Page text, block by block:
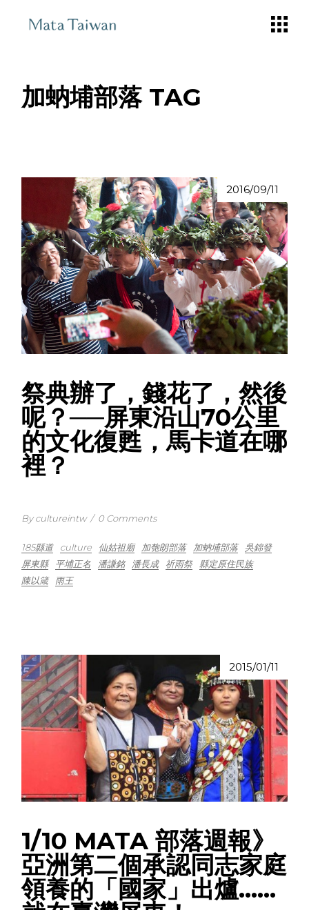
加蚋埔部落 TAG
2016/09/11
祭典辦了，錢花了，然後
呢？──屏東沿山70公里
的文化復甦，馬卡道在哪
裡？
By cultureintw / 0 Comments
185縣道 culture 仙姑祖廟 加匏朗部落 加蚋埔部落
吳錦發
屏東縣
平埔正名 潘謙銘 潘長成 祈雨祭
縣定原住民族
陳以箴
雨王
2015/01/11
1/10 MATA 部落週報》
亞洲第二個承認同志家庭
領養的「國家」出爐……